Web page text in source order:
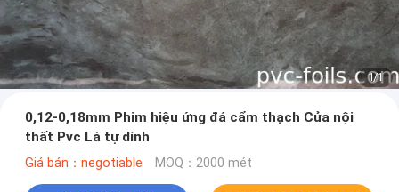
1/1
0,12-0,18mm Phim hiệu ứng đá cẩm thạch Cửa nội
thất Pvc Lá tự dính
Giá bán：negotiable MOQ：2000 mét